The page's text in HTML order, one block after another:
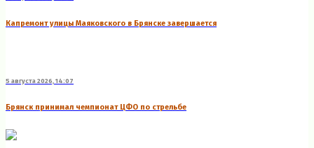
Капремонт улицы Маяковского в Брянске завершается
5 августа 2026, 14:07
Брянск принимал чемпионат ЦФО по стрельбе